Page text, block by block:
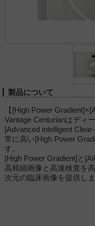
製品について
【[High Power
Vantage Centurianはディ
[Advanced intelligent
常に高い[High Power
す。
[High Power Gradient]と
高精細画像と高速検査を
次元の臨床画像を提供しま